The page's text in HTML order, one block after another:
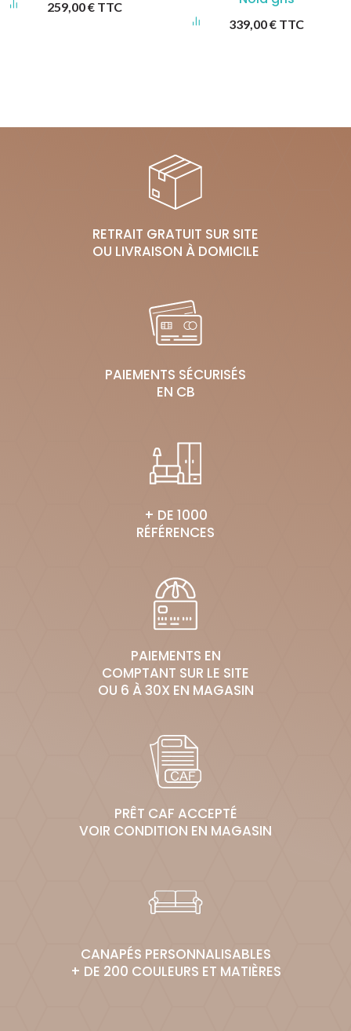
259,00€ TTC
339,00€ TTC
RETRAIT GRATUIT SUR SITE
OU LIVRAISON À DOMICILE
PAIEMENTS SÉCURISÉS
EN CB
+ DE 1000
RÉFÉRENCES
PAIEMENTS EN
COMPTANT SUR LE SITE
OU 6 À 30X EN MAGASIN
PRÊT CAF ACCEPTÉ
VOIR CONDITION EN MAGASIN
CANAPÉS PERSONNALISABLES
+ DE 200 COULEURS ET MATIÈRES